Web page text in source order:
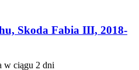
Skoda Fabia III, 2018-
w ciągu 2 dni